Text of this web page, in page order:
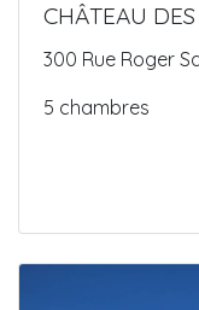
CHÂTEAU
300 Rue Roger
5 chambres